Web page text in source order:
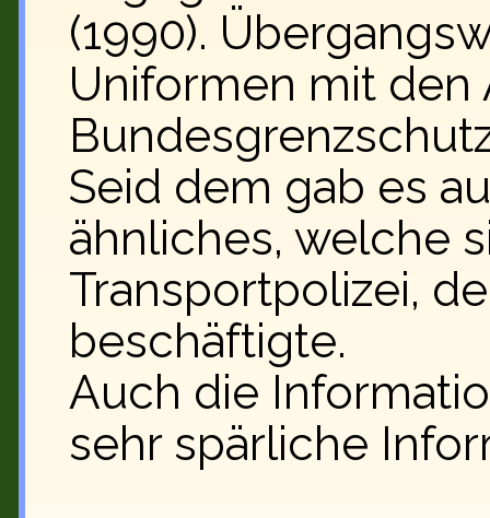
(1990).
Uniformen mit den
Seid dem gab es
ähnliches, welche
Transportpolizei,
beschäftigte.
Auch die
sehr spärliche